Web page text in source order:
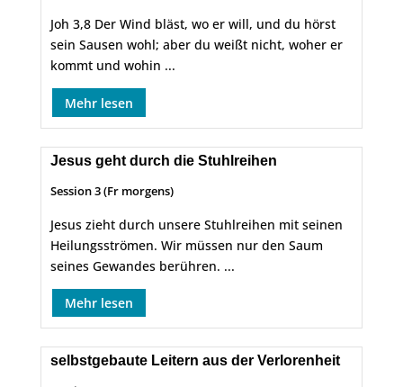
Joh 3,8 Der Wind bläst, wo er will, und du hörst
sein Sausen wohl; aber du weißt nicht, woher er
kommt und wohin ...
Mehr lesen
Jesus geht durch die Stuhlreihen
Session 3 (Fr morgens)
Jesus zieht durch unsere Stuhlreihen mit seinen
Heilungsströmen. Wir müssen nur den Saum
seines Gewandes berühren. ...
Mehr lesen
selbstgebaute Leitern aus der Verlorenheit